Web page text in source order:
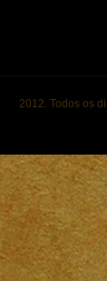
2012. Todos os